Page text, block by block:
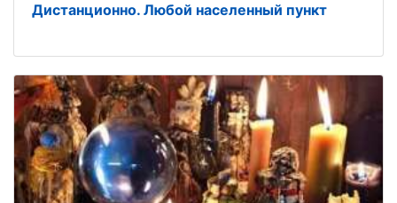
Дистанционно. Любой населенный пункт